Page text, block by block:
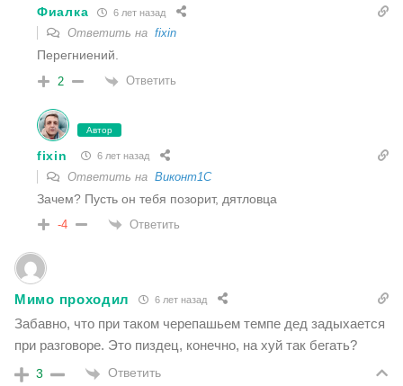
Фиалка 6 лет назад
Ответить на fixin
Перегниений.
2 Ответить
Автор
fixin 6 лет назад
Ответить на Виконт1C
Зачем? Пусть он тебя позорит, дятловца
-4 Ответить
Мимо проходил 6 лет назад
Забавно, что при таком черепашьем темпе дед задыхается
при разговоре. Это пиздец, конечно, на хуй так бегать?
3 Ответить